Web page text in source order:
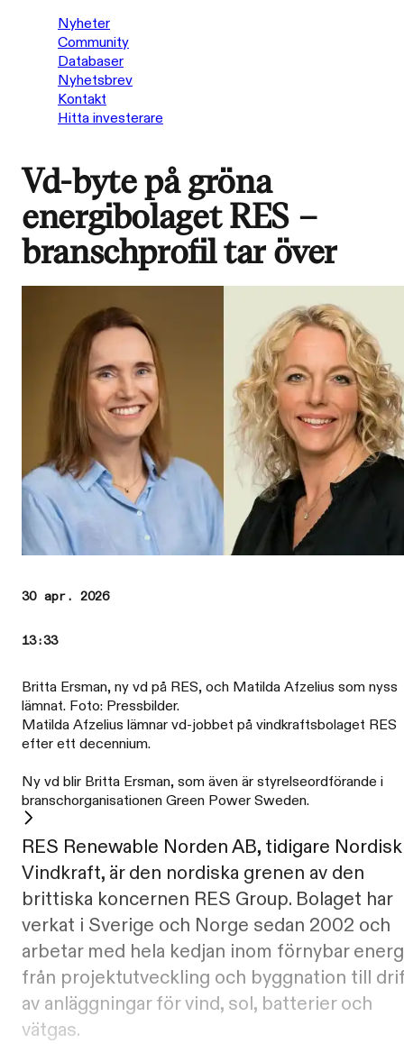
Nyheter
Community
Databaser
Nyhetsbrev
Kontakt
Hitta investerare
Vd-byte på gröna
energibolaget RES –
branschprofil tar över
30 apr. 2026
13:33
Britta Ersman, ny vd på RES, och Matilda Afzelius som nyss
lämnat. Foto: Pressbilder.
Matilda Afzelius lämnar vd-jobbet på vindkraftsbolaget RES
efter ett decennium.
Ny vd blir Britta Ersman, som även är styrelseordförande i
branschorganisationen Green Power Sweden.
RES Renewable Norden AB, tidigare Nordisk
Vindkraft, är den nordiska grenen av den
brittiska koncernen RES Group. Bolaget har
verkat i Sverige och Norge sedan 2002 och
arbetar med hela kedjan inom förnybar
från projektutveckling och byggnation till
av anläggningar för vind, sol, batterier och
vätgas.